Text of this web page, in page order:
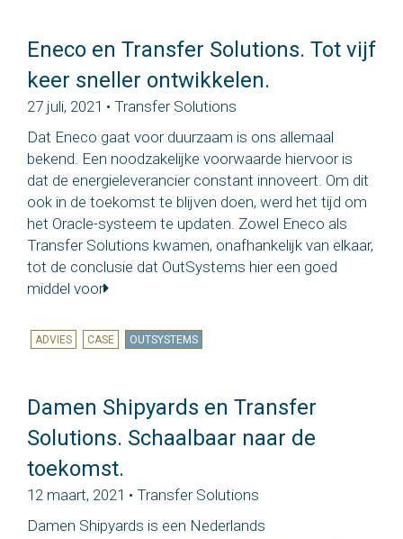
Eneco en Transfer Solutions. Tot vijf
keer sneller ontwikkelen.
27 juli, 2021 • Transfer Solutions
Dat Eneco gaat voor duurzaam is ons allemaal
bekend. Een noodzakelijke voorwaarde hiervoor is
dat de energieleverancier constant innoveert. Om dit
ook in de toekomst te blijven doen, werd het tijd om
het Oracle-systeem te updaten. Zowel Eneco als
Transfer Solutions kwamen, onafhankelijk van elkaar,
tot de conclusie dat OutSystems hier een goed
middel voor
ADVIES CASE OUTSYSTEMS
Damen Shipyards en Transfer
Solutions. Schaalbaar naar de
toekomst.
12 maart, 2021 • Transfer Solutions
Damen Shipyards is een Nederlands